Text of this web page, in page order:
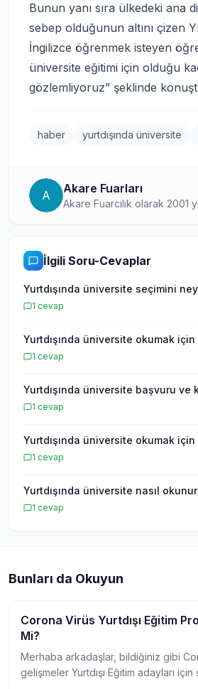
Bunun yanı sıra ülkedeki ana
sebep olduğunun altını çizen
İngilizce öğrenmek isteyen
üniversite eğitimi için olduğu
gözlemliyoruz” şeklinde
haber yurtdışında üniversite
A Akare Fuarları
Akare Fuarcılık olarak 2001
İlgili Soru-Cevaplar
Yurtdışında üniversite seçimini
1 cevap
Yurtdışında üniversite okumak
1 cevap
Yurtdışında üniversite başvuru ve
1 cevap
Yurtdışında üniversite okumak
1 cevap
Yurtdışında üniversite nasıl
1 cevap
Bunları da Okuyun
Yurtdışında Üniversite
Corona Virüs Yurtdışı Eğitim
Mi?
Merhaba arkadaşlar, bildiğiniz gibi
gelişmeler Yurtdışı Eğitim adayları